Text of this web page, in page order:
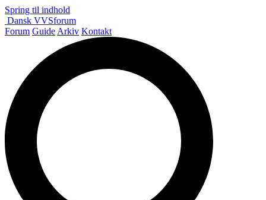
Spring til indhold
Dansk VVSforum
Forum Guide Arkiv Kontakt